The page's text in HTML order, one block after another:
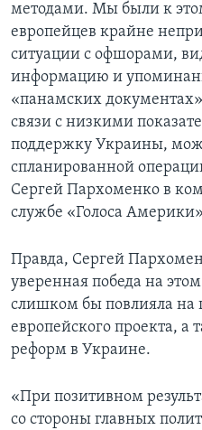
методами. Мы были к
европейцев крайне
ситуации с офшорами,
информацию и
«панамских
связи с низкими
поддержку Украины,
спланированной
Сергей Пархоменко в
службе «Голоса
Правда, Сергей
уверенная победа на
слишком бы повлияла на
европейского проекта, а
реформ в Украине.
«При позитивном
со стороны главных